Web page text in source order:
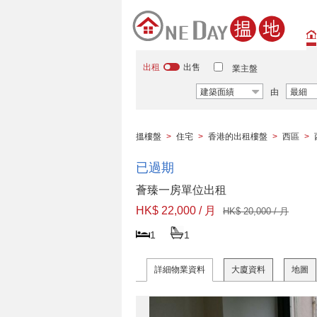
出租 出售 業主盤
建築面績 由 最細
搵樓盤 > 住宅 > 香港的出租樓盤 > 西區 >
已過期
薈臻一房單位出租
HK$ 22,000 / 月
HK$ 20,000 / 月
1 1
詳細物業資料 大廈資料 地圖